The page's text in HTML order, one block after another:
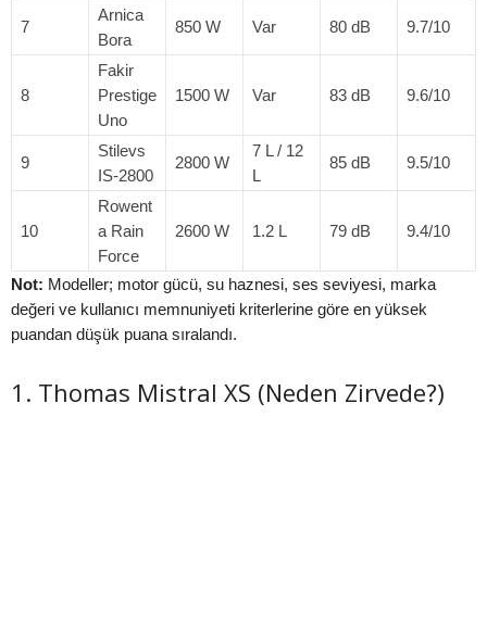
7
Arnica
Bora
850 W Var 80 dB 9.7/10
8
Fakir
Prestige
Uno
1500 W Var 83 dB 9.6/10
9
Stilevs
IS-2800
2800 W
7 L / 12
L
85 dB 9.5/10
10
Rowent
a Rain
Force
2600 W 1.2 L 79 dB 9.4/10
Not: Modeller; motor gücü, su haznesi, ses seviyesi, marka
değeri ve kullanıcı memnuniyeti kriterlerine göre en yüksek
puandan düşük puana sıralandı.
1. Thomas Mistral XS (Neden Zirvede?)